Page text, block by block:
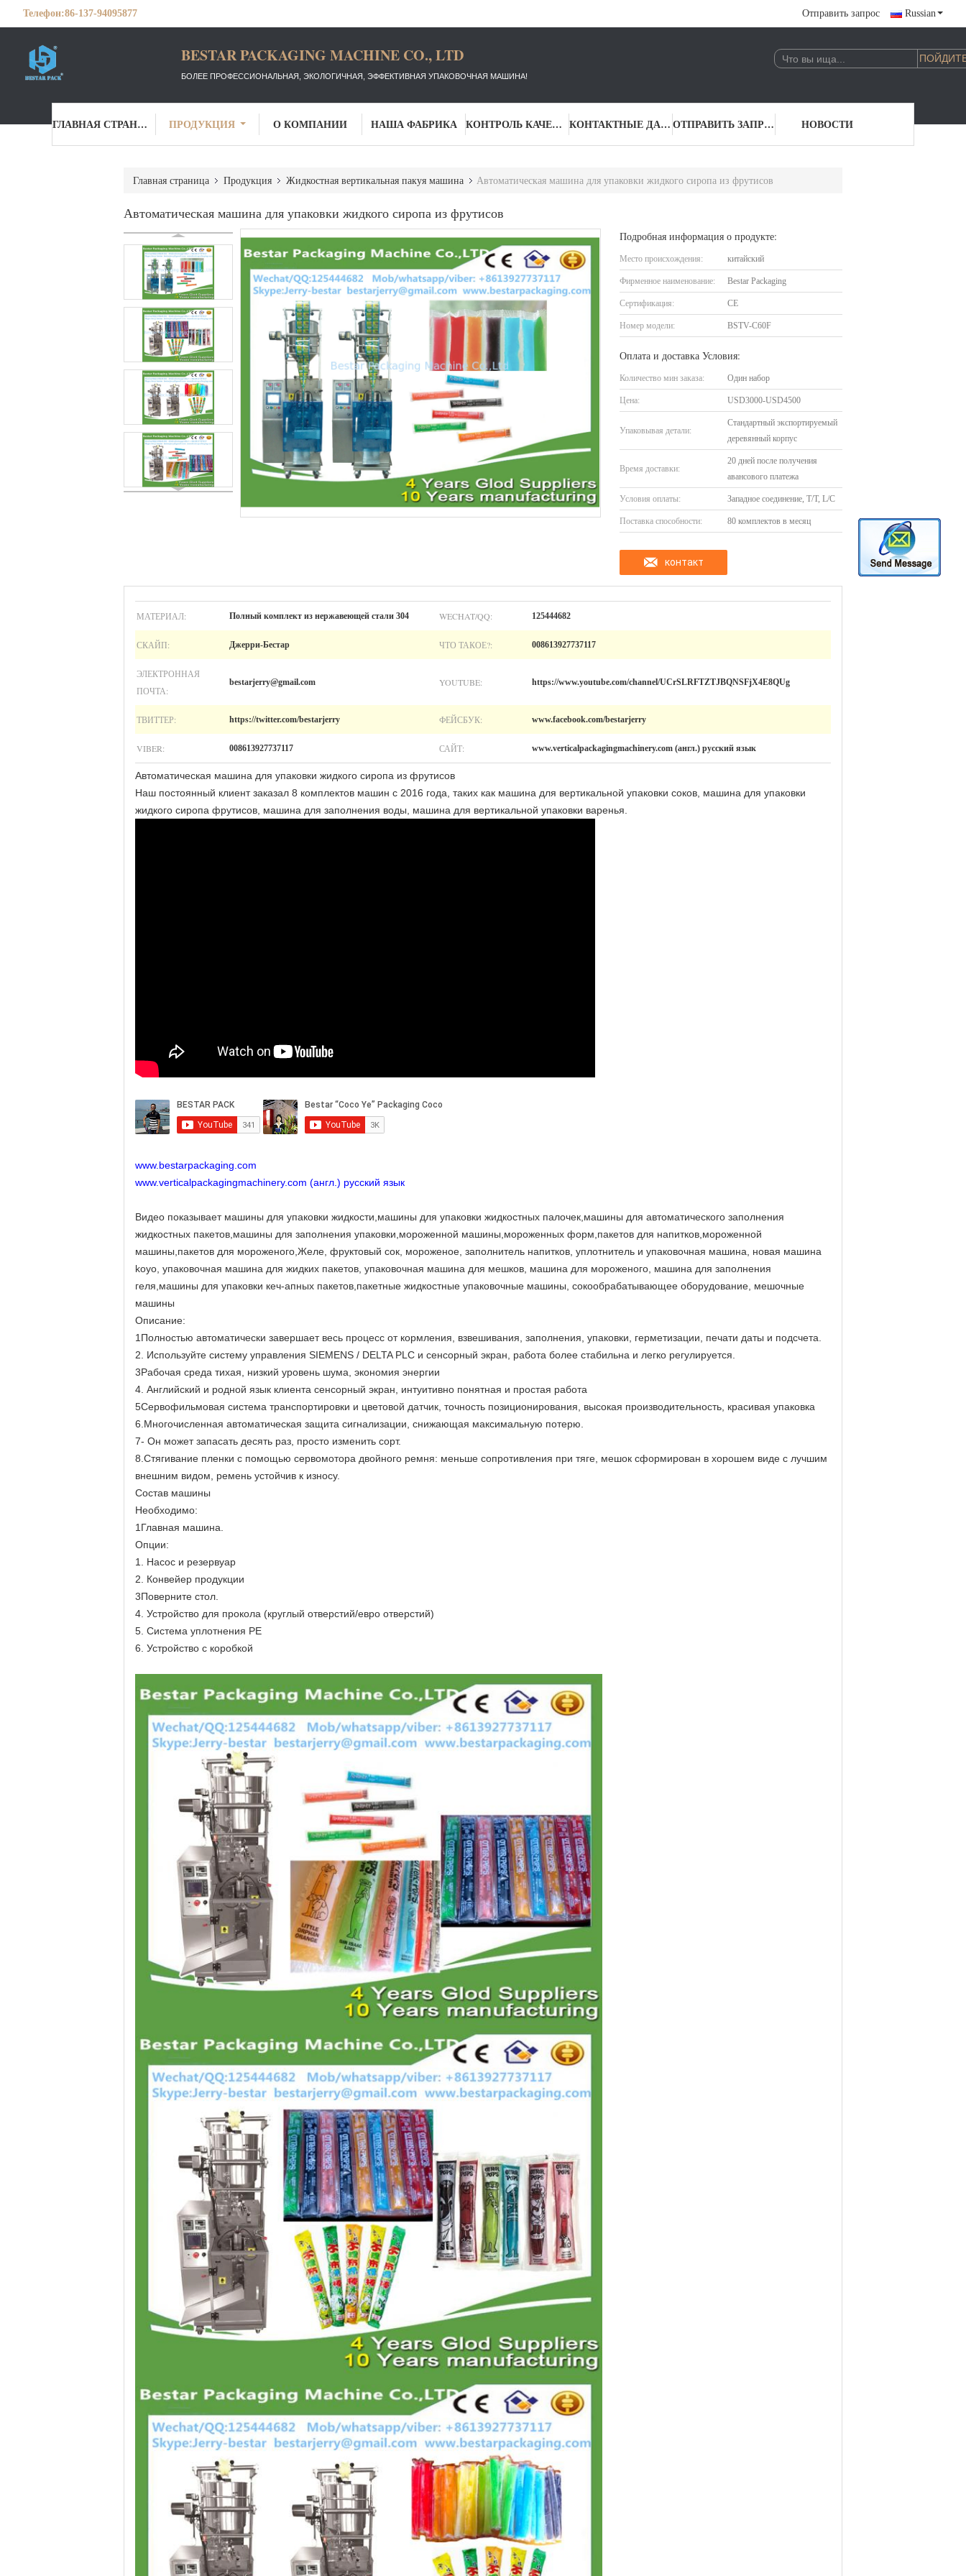
Телефон:86-137-94095877 Отправить запрос Russian
BESTAR PACKAGING MACHINE CO., LTD
БОЛЕЕ ПРОФЕССИОНАЛЬНАЯ, ЭКОЛОГИЧНАЯ, ЭФФЕКТИВНАЯ УПАКОВОЧНАЯ МАШИНА!
ГЛАВНАЯ СТРАНИЦА ПРОДУКЦИЯ О КОМПАНИИ НАША ФАБРИКА КОНТРОЛЬ КАЧЕСТВА КОНТАКТНЫЕ ДАННЫЕ ОТПРАВИТЬ ЗАПРОС НОВОСТИ
Главная страница Продукция Жидкостная вертикальная пакуя машина Автоматическая машина для упаковки жидкого сиропа из фрутисов
Автоматическая машина для упаковки жидкого сиропа из фрутисов
Подробная информация о продукте:
Место происхождения: китайский
Фирменное наименование: Bestar Packaging
Сертификация: CE
Номер модели: BSTV-C60F
Оплата и доставка Условия:
Количество мин заказа: Один набор
Цена: USD3000-USD4500
Упаковывая детали:
Стандартный экспортируемый
деревянный корпус
Время доставки:
20 дней после получения
авансового платежа
Условия оплаты: Западное соединение, T/T, L/C
Поставка способности: 80 комплектов в месяц
контакт
МАТЕРИАЛ: Полный комплект из нержавеющей стали 304 WECHAT/QQ: 125444682
СКАЙП: Джерри-Бестар ЧТО ТАКОЕ?: 008613927737117
ЭЛЕКТРОННАЯ
ПОЧТА:
bestarjerry@gmail.com YOUTUBE: https://www.youtube.com/channel/UCrSLRFTZTJBQNSFjX4E8QUg
ТВИТТЕР: https://twitter.com/bestarjerry ФЕЙСБУК: www.facebook.com/bestarjerry
VIBER: 008613927737117 САЙТ: www.verticalpackagingmachinery.com (англ.) русский язык
Автоматическая машина для упаковки жидкого сиропа из фрутисов
Наш постоянный клиент заказал 8 комплектов машин с 2016 года, таких как машина для вертикальной упаковки соков, машина для упаковки
жидкого сиропа фрутисов, машина для заполнения воды, машина для вертикальной упаковки варенья.
www.bestarpackaging.com
www.verticalpackagingmachinery.com (англ.) русский язык
Видео показывает машины для упаковки жидкости,машины для упаковки жидкостных палочек,машины для автоматического заполнения
жидкостных пакетов,машины для заполнения упаковки,мороженной машины,мороженных форм,пакетов для напитков,мороженной
машины,пакетов для мороженого,Желе, фруктовый сок, мороженое, заполнитель напитков, уплотнитель и упаковочная машина, новая машина
koyo, упаковочная машина для жидких пакетов, упаковочная машина для мешков, машина для мороженого, машина для заполнения
геля,машины для упаковки кеч-апных пакетов,пакетные жидкостные упаковочные машины, сокообрабатывающее оборудование, мешочные
машины
Описание:
1Полностью автоматически завершает весь процесс от кормления, взвешивания, заполнения, упаковки, герметизации, печати даты и подсчета.
2. Используйте систему управления SIEMENS / DELTA PLC и сенсорный экран, работа более стабильна и легко регулируется.
3Рабочая среда тихая, низкий уровень шума, экономия энергии
4. Английский и родной язык клиента сенсорный экран, интуитивно понятная и простая работа
5Сервофильмовая система транспортировки и цветовой датчик, точность позиционирования, высокая производительность, красивая упаковка
6.Многочисленная автоматическая защита сигнализации, снижающая максимальную потерю.
7- Он может запасать десять раз, просто изменить сорт.
8.Стягивание пленки с помощью сервомотора двойного ремня: меньше сопротивления при тяге, мешок сформирован в хорошем виде с лучшим
внешним видом, ремень устойчив к износу.
Состав машины
Необходимо:
1Главная машина.
Опции:
1. Насос и резервуар
2. Конвейер продукции
3Поверните стол.
4. Устройство для прокола (круглый отверстий/евро отверстий)
5. Система уплотнения PE
6. Устройство с коробкой